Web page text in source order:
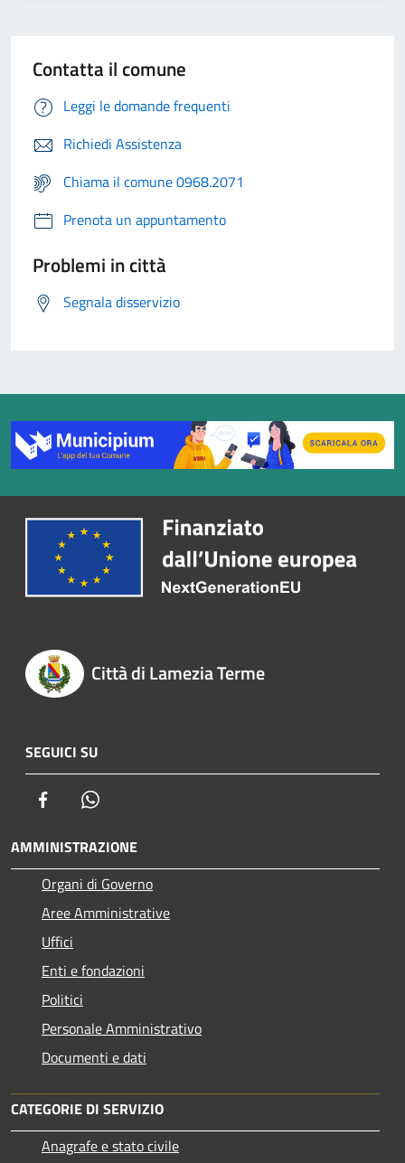
Contatta il comune
Leggi le domande frequenti
Richiedi Assistenza
Chiama il comune 0968.2071
Prenota un appuntamento
Problemi in città
Segnala disservizio
Città di Lamezia Terme
SEGUICI SU
Facebook
AMMINISTRAZIONE
Organi di Governo
Aree Amministrative
Uffici
Enti e fondazioni
Politici
Personale Amministrativo
Documenti e dati
CATEGORIE DI SERVIZIO
Anagrafe e stato civile